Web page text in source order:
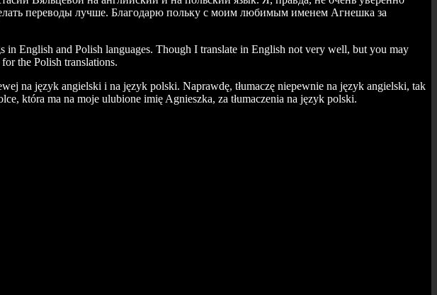
переводы лучше. Благодарю польку с моим любимым именем Агнешка за
in English and Polish languages. Though I translate in English not very well, but you may
the Polish translations.
na język angielski i na język polski. Naprawdę, tłumaczę niepewnie na język angielski, tak
która ma na moje ulubione imię Agnieszka, za tłumaczenia na język polski.